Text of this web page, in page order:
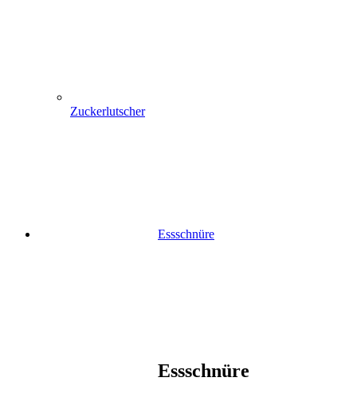
Zuckerlutscher
Essschnüre
Essschnüre